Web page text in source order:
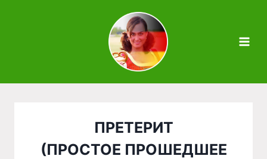
ПРЕТЕРИТ
(ПРОСТОЕ ПРОШЕДШЕЕ